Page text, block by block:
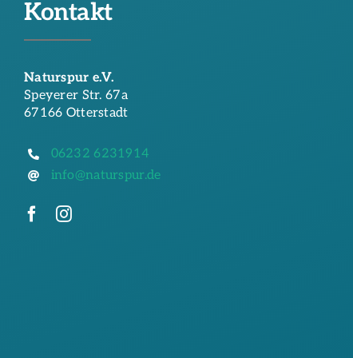
Kontakt
Naturspur e.V.
Speyerer Str. 67a
67166 Otterstadt
06232 6231914
info@naturspur.de